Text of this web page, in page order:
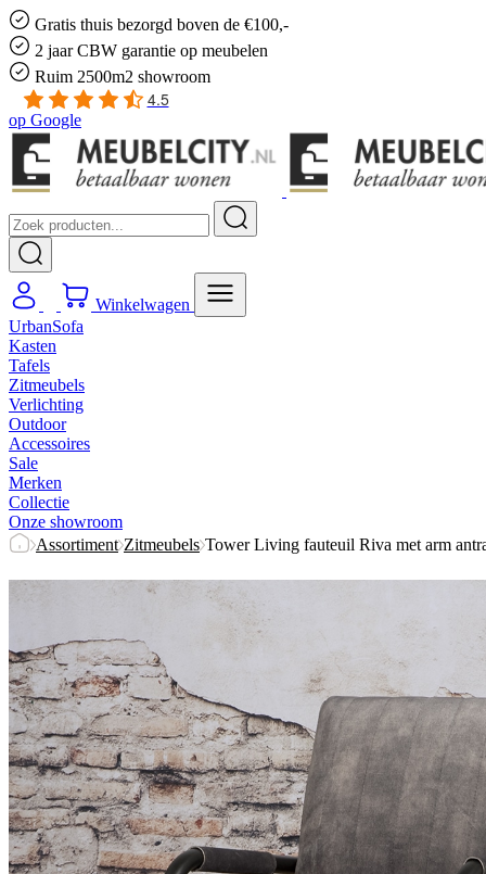
Gratis thuis bezorgd boven de €100,-
2 jaar CBW garantie op meubelen
Ruim 2500m2 showroom
4.5
op Google
Winkelwagen
UrbanSofa
Kasten
Tafels
Zitmeubels
Verlichting
Outdoor
Accessoires
Sale
Merken
Collectie
Onze showroom
Assortiment Zitmeubels Tower Living fauteuil Riva met arm